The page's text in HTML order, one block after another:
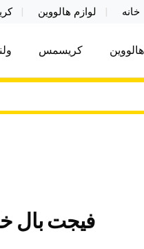
خانه لوازم هالووین
کریسمس
هالووین ولن تاین
کریسمس
فیجت بال